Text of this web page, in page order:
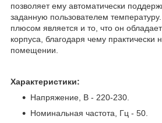
позволяет ему автоматически
заданную пользователем
плюсом является и то, что он
корпуса, благодаря чему практически
помещении.
Характеристики:
Напряжение, В - 220-230.
Номинальная частота, Гц - 50.